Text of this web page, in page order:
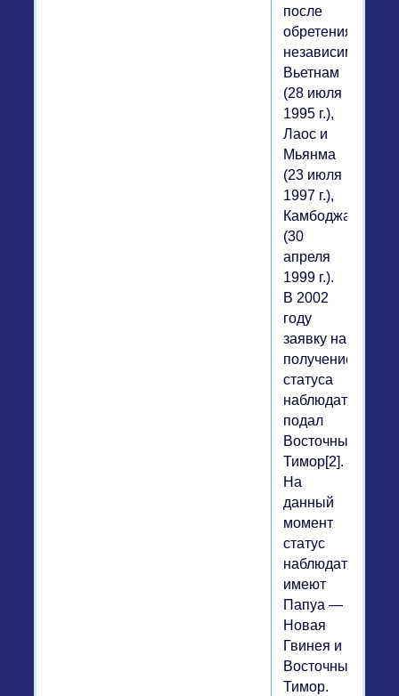
после
обретения
независимости),
Вьетнам
(28 июля
1995 г.),
Лаос и
Мьянма
(23 июля
1997 г.),
Камбоджа
(30
апреля
1999 г.).
В 2002
году
заявку на
получение
статуса
наблюдателя
подал
Восточный
Тимор[2].
На
данный
момент
статус
наблюдателя
имеют
Папуа —
Новая
Гвинея и
Восточный
Тимор.